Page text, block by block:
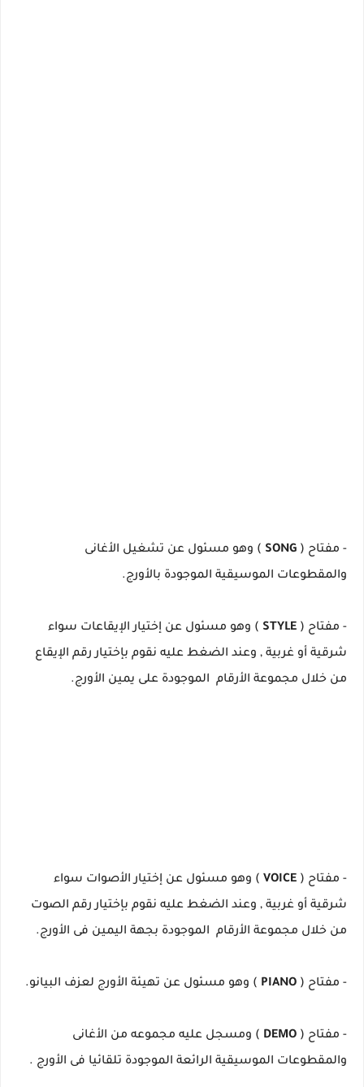
- مفتاح ( SONG ) وهو مسئول عن تشغيل الأغانى
والمقطوعات الموسيقية الموجودة بالأورج.
- مفتاح ( STYLE ) وهو مسئول عن إختيار الإيقاعات سواء
شرقية أو غربية , وعند الضغط عليه نقوم بإختيار رقم الإيقاع
من خلال مجموعة الأرقام الموجودة على يمين الأورج.
- مفتاح ( VOICE ) وهو مسئول عن إختيار الأصوات سواء
شرقية أو غربية , وعند الضغط عليه نقوم بإختيار رقم الصوت
من خلال مجموعة الأرقام الموجودة بجهة اليمين فى الأورج.
- مفتاح ( PIANO ) وهو مسئول عن تهيئة الأورج لعزف البيانو.
- مفتاح ( DEMO ) ومسجل عليه مجموعه من الأغانى
والمقطوعات الموسيقية الرائعة الموجودة تلقائيا فى الأورج .